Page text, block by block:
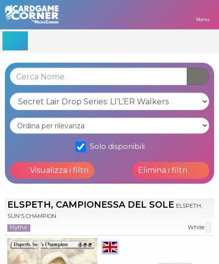
Menu
Solo disponibili
Visualizza i filtri Elimina i filtri
ELSPETH, CAMPIONESSA DEL SOLE ELSPETH,
SUN'S CHAMPION
Mythic
White